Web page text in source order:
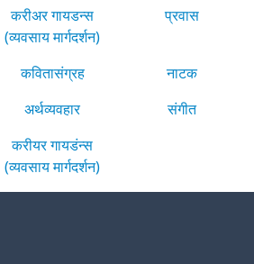
करीअर गायडन्स
(व्यवसाय मार्गदर्शन)
प्रवास
कवितासंग्रह
नाटक
अर्थव्यवहार
संगीत
करीयर गायडंन्स
(व्यवसाय मार्गदर्शन)